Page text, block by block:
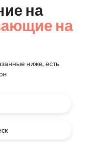
на
на
ниже, есть